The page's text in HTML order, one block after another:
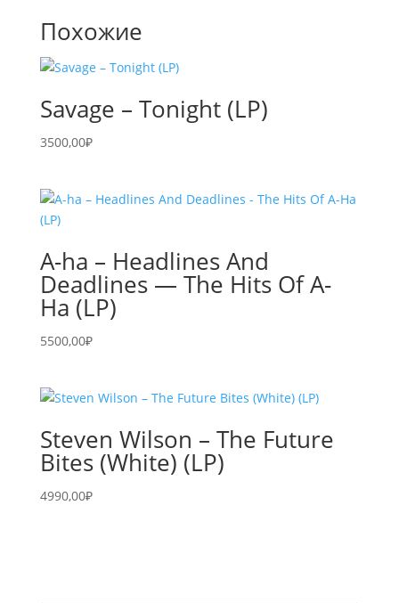
Похожие
Savage – Tonight (LP)
3500,00₽
A-ha – Headlines And
Deadlines — The Hits Of A-
Ha (LP)
5500,00₽
Steven Wilson – The Future
Bites (White) (LP)
4990,00₽